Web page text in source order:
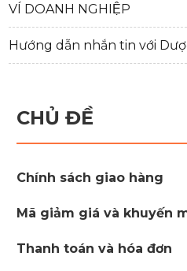
VÍ DOANH NGHIỆP
Hướng dẫn nhắn tin với
CHỦ ĐỀ
Chính sách giao hàng
Mã giảm giá và khuyến
Thanh toán và hóa đơn